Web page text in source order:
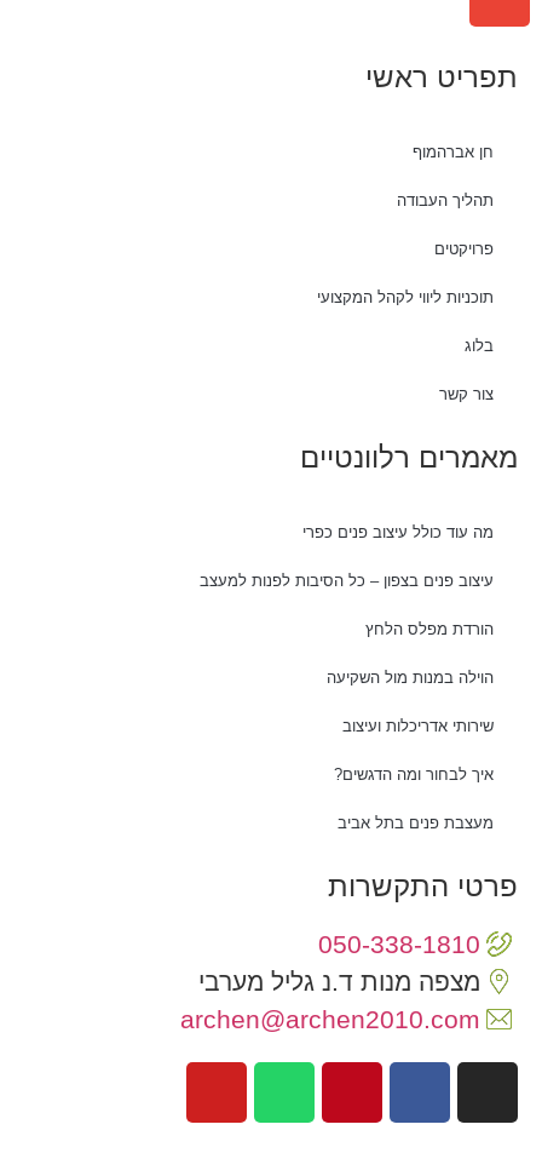
תפריט ראשי
חן אברהמוף
תהליך העבודה
פרויקטים
תוכניות ליווי לקהל המקצועי
בלוג
צור קשר
מאמרים רלוונטיים
מה עוד כולל עיצוב פנים כפרי
עיצוב פנים בצפון – כל הסיבות לפנות למעצב
הורדת מפלס הלחץ
הוילה במנות מול השקיעה
שירותי אדריכלות ועיצוב
איך לבחור ומה הדגשים?
מעצבת פנים בתל אביב
פרטי התקשרות
050-338-1810
מצפה מנות ד.נ גליל מערבי
archen@archen2010.com